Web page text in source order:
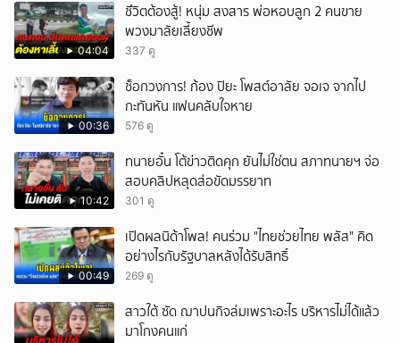
04:04
ชึวิตต้องสู้! หนุ่ม สงสาร พ่อหอบลูก 2 คนขาย
พวงมาลัยเลี้ยงชีพ
337 ดู
00:36
ช็อกวงการ! ก้อง ปิยะ โพสต์อาลัย จอเจ จากไป
กะทันหัน แฟนคลับใจหาย
576 ดู
10:42
ทนายอั๋น โต้ข่าวติดคุก ยันไม่ใช่ตน สภาทนายฯ จ่อ
สอบคลิปหลุดส่อขัดมรรยาท
301 ดู
00:49
เปิดผลนิด้าโพล! คนร่วม "ไทยช่วยไทย พลัส" คิด
อย่างไรกับรัฐบาลหลังได้รับสิทธิ์
269 ดู
สาวใต้ ซัด ฌาปนกิจล่มเพราะอะไร บริหารไม่ได้แล้ว
มาโกงคนแก่